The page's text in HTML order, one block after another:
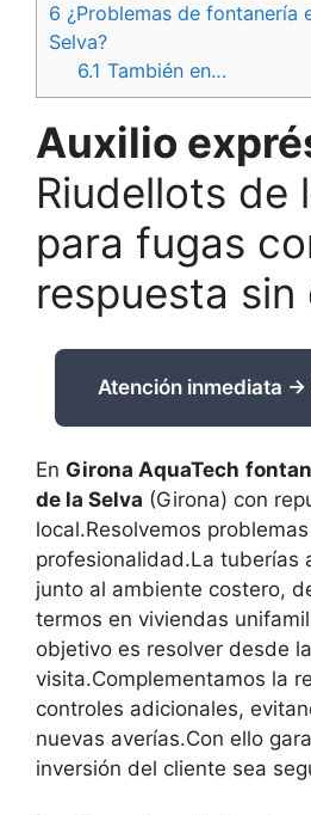
6 ¿Problemas de fontanería
Selva?
6.1 También en…
Auxilio
Riudellots de
para fugas
respuesta sin
Atención inmediata
En Girona AquaTech
de la Selva (Girona) con
local.Resolvemos
profesionalidad.La tuberías
junto al ambiente costero,
termos en viviendas
objetivo es resolver desde
visita.Complementamos la
controles adicionales,
nuevas averías.Con ello
inversión del cliente sea